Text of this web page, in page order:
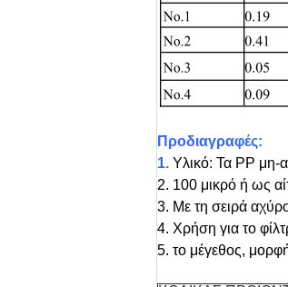
Προδιαγραφές:
1. Υλικό: Τα PP μη-
2. 100 μικρό ή ως
3. Με τη σειρά
4. Χρήση για το
5. το μέγεθος,